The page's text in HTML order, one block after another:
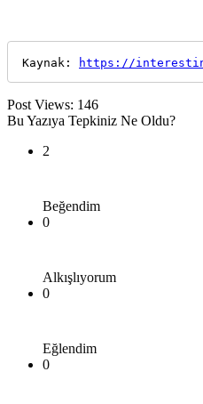
Kaynak: https://
Post Views: 146
Bu Yazıya Tepkiniz Ne Oldu?
2
Beğendim
0
Alkışlıyorum
0
Eğlendim
0